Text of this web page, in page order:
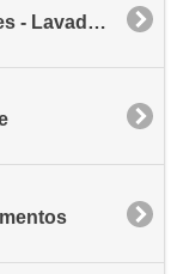
Prevención de infecciones - Lavado de manos